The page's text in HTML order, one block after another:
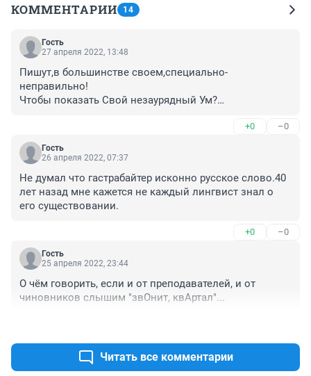
КОММЕНТАРИИ 14
Гость
27 апреля 2022, 13:48
Пишут,в большинстве своем,специально-
неправильно!
Чтобы показать Свой незаурядный Ум?
Любовь к Природе.
Любовь к Творцу.
печальной..."
+0 –0
Гость
26 апреля 2022, 07:37
Не думал что гастрабайтер исконно русское слово.40
лет назад мне кажется не каждый лингвист знал о
его существовании.
+0 –0
Гость
25 апреля 2022, 23:44
О чём говорить, если и от преподавателей, и от
чиновников слышим "звОнит, квАртал"...
Читать все комментарии